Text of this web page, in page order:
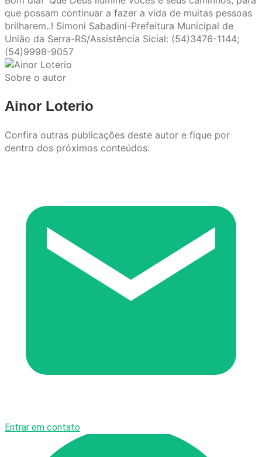
que possam continuar a fazer a vida de muitas pessoas
brilharem..! Simoni Sabadini-Prefeitura Municipal de
União da Serra-RS/Assistência Sicial: (54)3476-1144;
(54)9998-9057
Sobre o autor
Ainor Loterio
Confira outras publicações deste autor e fique por
dentro dos próximos conteúdos.
Entrar em contato